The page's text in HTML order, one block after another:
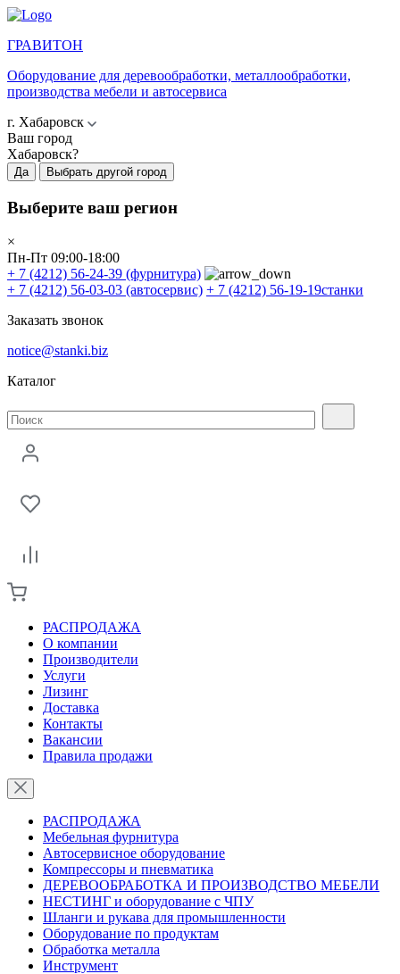
ГРАВИТОН
Оборудование для деревообработки, металлообработки,
производства мебели и автосервиса
г. Хабаровск
Ваш город
Хабаровск?
Да Выбрать другой город
Выберите ваш регион
×
Пн-Пт 09:00-18:00
+ 7 (4212) 56-24-39 (фурнитура)
+ 7 (4212) 56-03-03 (автосервис) + 7 (4212) 56-19-19станки
Заказать звонок
notice@stanki.biz
Каталог
РАСПРОДАЖА
О компании
Производители
Услуги
Лизинг
Доставка
Контакты
Вакансии
Правила продажи
РАСПРОДАЖА
Мебельная фурнитура
Автосервисное оборудование
Компрессоры и пневматика
ДЕРЕВООБРАБОТКА И ПРОИЗВОДСТВО МЕБЕЛИ
НЕСТИНГ и оборудование с ЧПУ
Шланги и рукава для промышленности
Оборудование по продуктам
Обработка металла
Инструмент